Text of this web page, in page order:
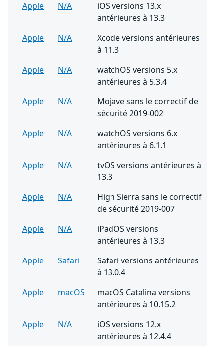
Apple N/A
iOS versions 13.x
antérieures à 13.3
Apple
N/A
Xcode versions antérieures
à 11.3
Apple
N/A
watchOS versions 5.x
antérieures à 5.3.4
Apple
N/A
Mojave sans le correctif de
sécurité 2019-002
Apple
N/A
watchOS versions 6.x
antérieures à 6.1.1
Apple
N/A
tvOS versions antérieures à
13.3
Apple
N/A
High Sierra sans le correctif
de sécurité 2019-007
Apple
N/A
iPadOS versions
antérieures à 13.3
Apple
Safari
Safari versions antérieures
à 13.0.4
Apple
macOS
macOS Catalina versions
antérieures à 10.15.2
Apple
N/A
iOS versions 12.x
antérieures à 12.4.4